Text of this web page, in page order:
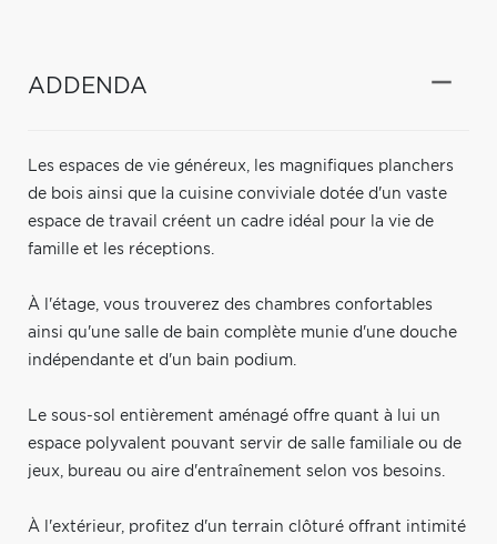
ADDENDA
Les espaces de vie généreux, les magnifiques planchers
de bois ainsi que la cuisine conviviale dotée d'un vaste
espace de travail créent un cadre idéal pour la vie de
famille et les réceptions.
À l'étage, vous trouverez des chambres confortables
ainsi qu'une salle de bain complète munie d'une douche
indépendante et d'un bain podium.
Le sous-sol entièrement aménagé offre quant à lui un
espace polyvalent pouvant servir de salle familiale ou de
jeux, bureau ou aire d'entraînement selon vos besoins.
À l'extérieur, profitez d'un terrain clôturé offrant intimité